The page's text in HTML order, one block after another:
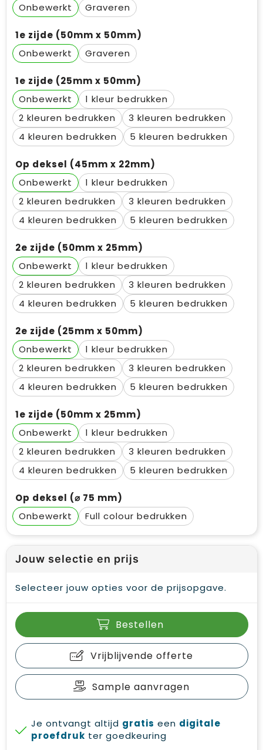
Onbewerkt
Graveren
1e zijde (50mm x 50mm)
Onbewerkt
Graveren
1e zijde (25mm x 50mm)
Onbewerkt
1
2
3
4
5
Op deksel (45mm x 22mm)
Onbewerkt
1
2
3
4
5
2e zijde (50mm x 25mm)
Onbewerkt
1
2
3
4
5
2e zijde (25mm x 50mm)
Onbewerkt
1
2
3
4
5
1e zijde (50mm x 25mm)
Onbewerkt
1
2
3
4
5
Op deksel (⌀ 75 mm)
Onbewerkt
Full colour
Jouw selectie en prijs
Selecteer jouw opties voor de prijsopgave.
Bestellen
Vrijblijvende offerte
Sample aanvragen
Je ontvangt altijd gratis een digitale
proefdruk ter goedkeuring